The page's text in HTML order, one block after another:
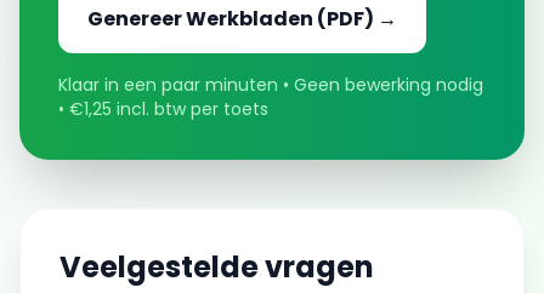
GenereerWerkbladen (PDF) →
Klaar in een paar minuten • Geen bewerking nodig
• €1,25 incl. btw per toets
Veelgestelde vragen